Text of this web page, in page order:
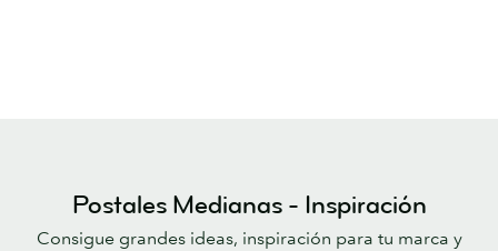
Postales Medianas - Inspiración
Consigue grandes ideas, inspiración para tu marca y